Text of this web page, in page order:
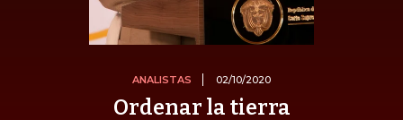
ANALISTAS 02/10/2020
Ordenar la tierra